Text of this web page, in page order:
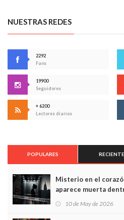
NUESTRAS REDES
2292
Fans
19900
Seguidores
+ 6200
Lectores diarios
POPULARES
Misterio en el
aparece muerta
edificio y las
10 de May de 2026